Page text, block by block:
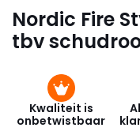
Nordic Fire
tbv
Kwaliteit is
onbetwistbaar